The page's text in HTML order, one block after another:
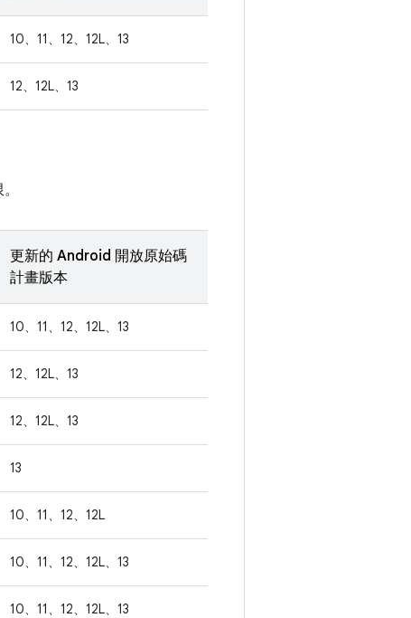
10、11、12、12L、13
12、12L、13
更新的 Android 開放原始碼
計畫版本
10、11、12、12L、13
12、12L、13
12、12L、13
13
10、11、12、12L
10、11、12、12L、13
10、11、12、12L、13